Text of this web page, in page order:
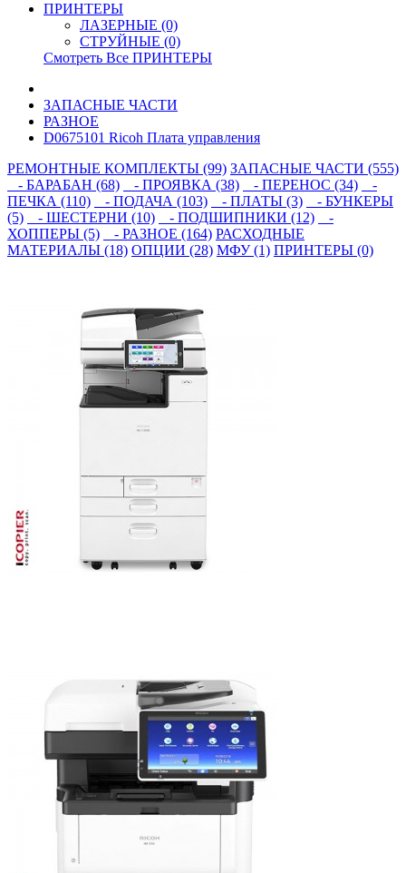
ПРИНТЕРЫ
ЛАЗЕРНЫЕ (0)
СТРУЙНЫЕ (0)
Смотреть Все ПРИНТЕРЫ
ЗАПАСНЫЕ ЧАСТИ
РАЗНОЕ
D0675101 Ricoh Плата управления
РЕМОНТНЫЕ КОМПЛЕКТЫ (99) ЗАПАСНЫЕ ЧАСТИ (555)
- БАРАБАН (68)
- ПРОЯВКА (38) - ПЕРЕНОС (34)
-
ПЕЧКА (110)
- ПОДАЧА (103) - ПЛАТЫ (3)
- БУНКЕРЫ
(5)
- ШЕСТЕРНИ (10) - ПОДШИПНИКИ (12)
-
ХОППЕРЫ (5)
- РАЗНОЕ (164) РАСХОДНЫЕ
МАТЕРИАЛЫ (18) ОПЦИИ (28) МФУ (1) ПРИНТЕРЫ (0)